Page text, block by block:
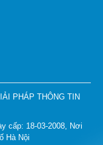
PHÁP THÔNG TIN
cấp: 18-03-2008, Nơi
Hà Nội